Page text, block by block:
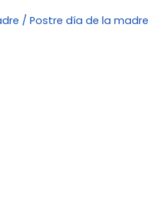
/ Postre día de la madre